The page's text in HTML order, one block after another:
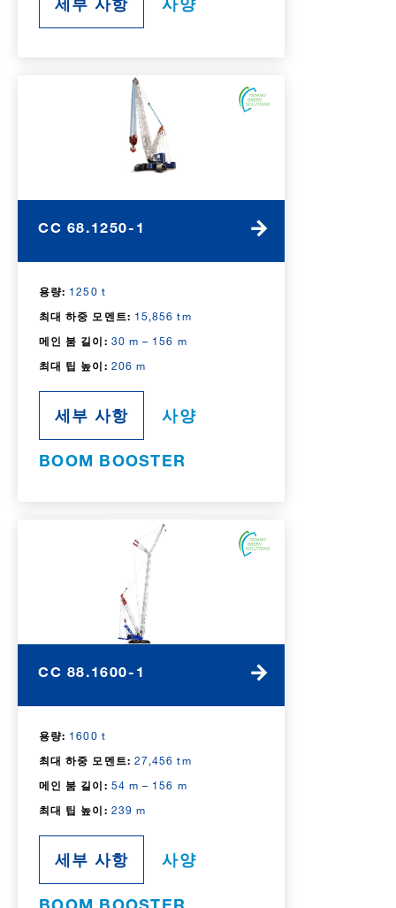
CC 68.1250-1
용량: 1250 t
최대 하중 모멘트: 15,856 tm
메인 붐 길이: 30 m – 156 m
최대 팁 높이: 206 m
세부 사항 사양
BOOM BOOSTER
CC 88.1600-1
용량: 1600 t
최대 하중 모멘트: 27,456 tm
메인 붐 길이: 54 m – 156 m
최대 팁 높이: 239 m
세부 사항 사양